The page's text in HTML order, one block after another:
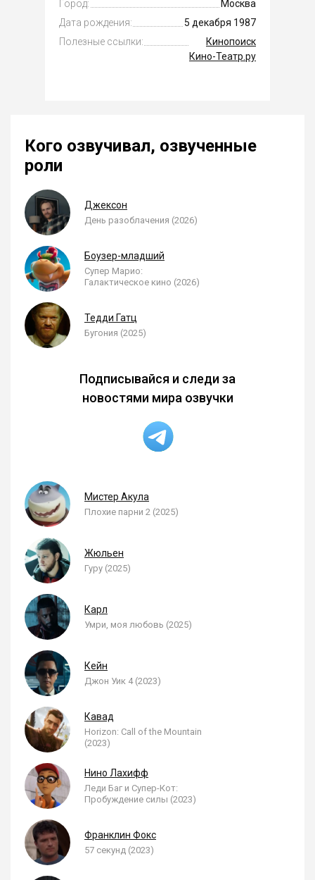
Город:
Москва
Дата рождения:
5 декабря 1987
Полезные ссылки:
Кинопоиск
Кино-Театр.ру
Кого озвучивал, озвученные
роли
Джексон
День разоблачения (2026)
Боузер-младший
Супер Марио:
Галактическое кино (2026)
Тедди Гатц
Бугония (2025)
Подписывайся и следи за
новостями мира озвучки
Мистер Акула
Плохие парни 2 (2025)
Жюльен
Гуру (2025)
Карл
Умри, моя любовь (2025)
Кейн
Джон Уик 4 (2023)
Кавад
Horizon: Call of the Mountain
(2023)
Нино Лахифф
Леди Баг и Супер-Кот:
Пробуждение силы (2023)
Франклин Фокс
57 секунд (2023)